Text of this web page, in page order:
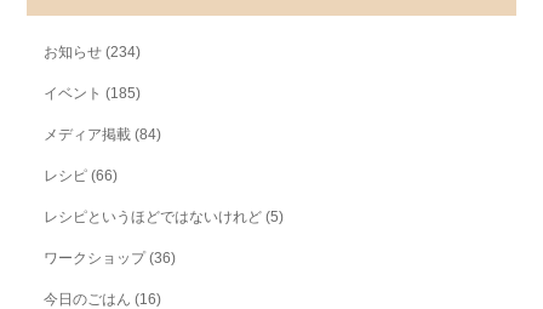
お知らせ (234)
イベント (185)
メディア掲載 (84)
レシピ (66)
レシピというほどではないけれど (5)
ワークショップ(36)
今日のごはん (16)